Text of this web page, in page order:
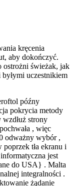
kręcenia
aby dokończyć.
ostrożni świeżak, jak
uczestnikiem
późny
pokrycia metody
strony
, więc
odważny wybór ,
tła ekranu i
jest
do USA} . Malta
integralności .
żądanie